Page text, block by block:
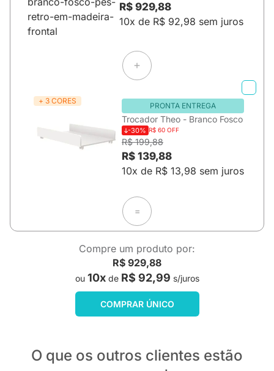
R$ 929,88
10x de R$ 92,98 sem juros
+ 3 CORES
PRONTA ENTREGA
Trocador Theo - Branco Fosco
-30% R$ 60 OFF
R$ 199,88
R$ 139,88
10x de R$ 13,98 sem juros
=
Compre um produto por:
R$ 929,88
ou 10xde R$ 92,99 s/juros
COMPRAR ÚNICO
O que os outros clientes estão